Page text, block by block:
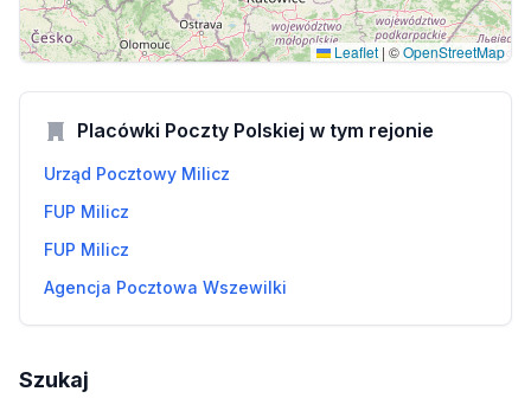
Leaflet | ©OpenStreetMap
Placówki Poczty Polskiej w tym rejonie
Urząd Pocztowy Milicz
FUP Milicz
FUP Milicz
Agencja Pocztowa Wszewilki
Szukaj